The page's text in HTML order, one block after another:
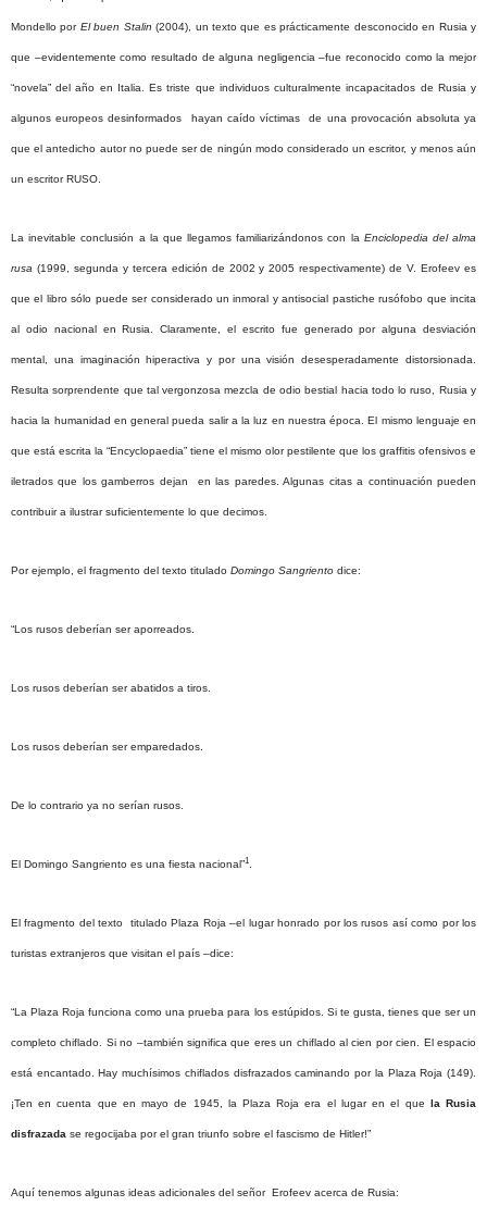
Mondello por El buen Stalin (2004), un texto que es prácticamente desconocido en Rusia y
que –evidentemente como resultado de alguna negligencia –fue reconocido como la mejor
“novela” del año en Italia. Es triste que individuos culturalmente incapacitados de Rusia y
algunos europeos desinformados hayan caído víctimas de una provocación absoluta ya
que el antedicho autor no puede ser de ningún modo considerado un escritor, y menos aún
un escritor RUSO.
La inevitable conclusión a la que llegamos familiarizándonos con la Enciclopedia del alma
rusa (1999, segunda y tercera edición de 2002 y 2005 respectivamente) de V. Erofeev es
que el libro sólo puede ser considerado un inmoral y antisocial pastiche rusófobo que incita
al odio nacional en Rusia. Claramente, el escrito fue generado por alguna desviación
mental, una imaginación hiperactiva y por una visión desesperadamente distorsionada.
Resulta sorprendente que tal vergonzosa mezcla de odio bestial hacia todo lo ruso, Rusia y
hacia la humanidad en general pueda salir a la luz en nuestra época. El mismo lenguaje en
que está escrita la “Encyclopaedia” tiene el mismo olor pestilente que los graffitis ofensivos e
iletrados que los gamberros dejan en las paredes. Algunas citas a continuación pueden
contribuir a ilustrar suficientemente lo que decimos.
Por ejemplo, el fragmento del texto titulado Domingo Sangriento dice:
“Los rusos deberían ser aporreados.
Los rusos deberían ser abatidos a tiros.
Los rusos deberían ser emparedados.
De lo contrario ya no serían rusos.
El Domingo Sangriento es una fiesta nacional”1
El fragmento del texto titulado Plaza Roja –el lugar honrado por los rusos así como por los
turistas extranjeros que visitan el país –dice:
“La Plaza Roja funciona como una prueba para los estúpidos. Si te gusta, tienes que ser un
completo chiflado. Si no –también significa que eres un chiflado al cien por cien. El espacio
está encantado. Hay muchísimos chiflados disfrazados caminando por la Plaza Roja (149).
¡Ten en cuenta que en mayo de 1945, la Plaza Roja era el lugar en el que la Rusia
disfrazada se regocijaba por el gran triunfo sobre el fascismo de Hitler!”
Aquí tenemos algunas ideas adicionales del señor Erofeev acerca de Rusia: